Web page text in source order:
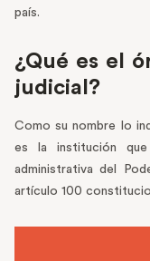
país.
¿Qué es el
judicial?
Como su nombre lo
es la institución
administrativa del
artículo 100